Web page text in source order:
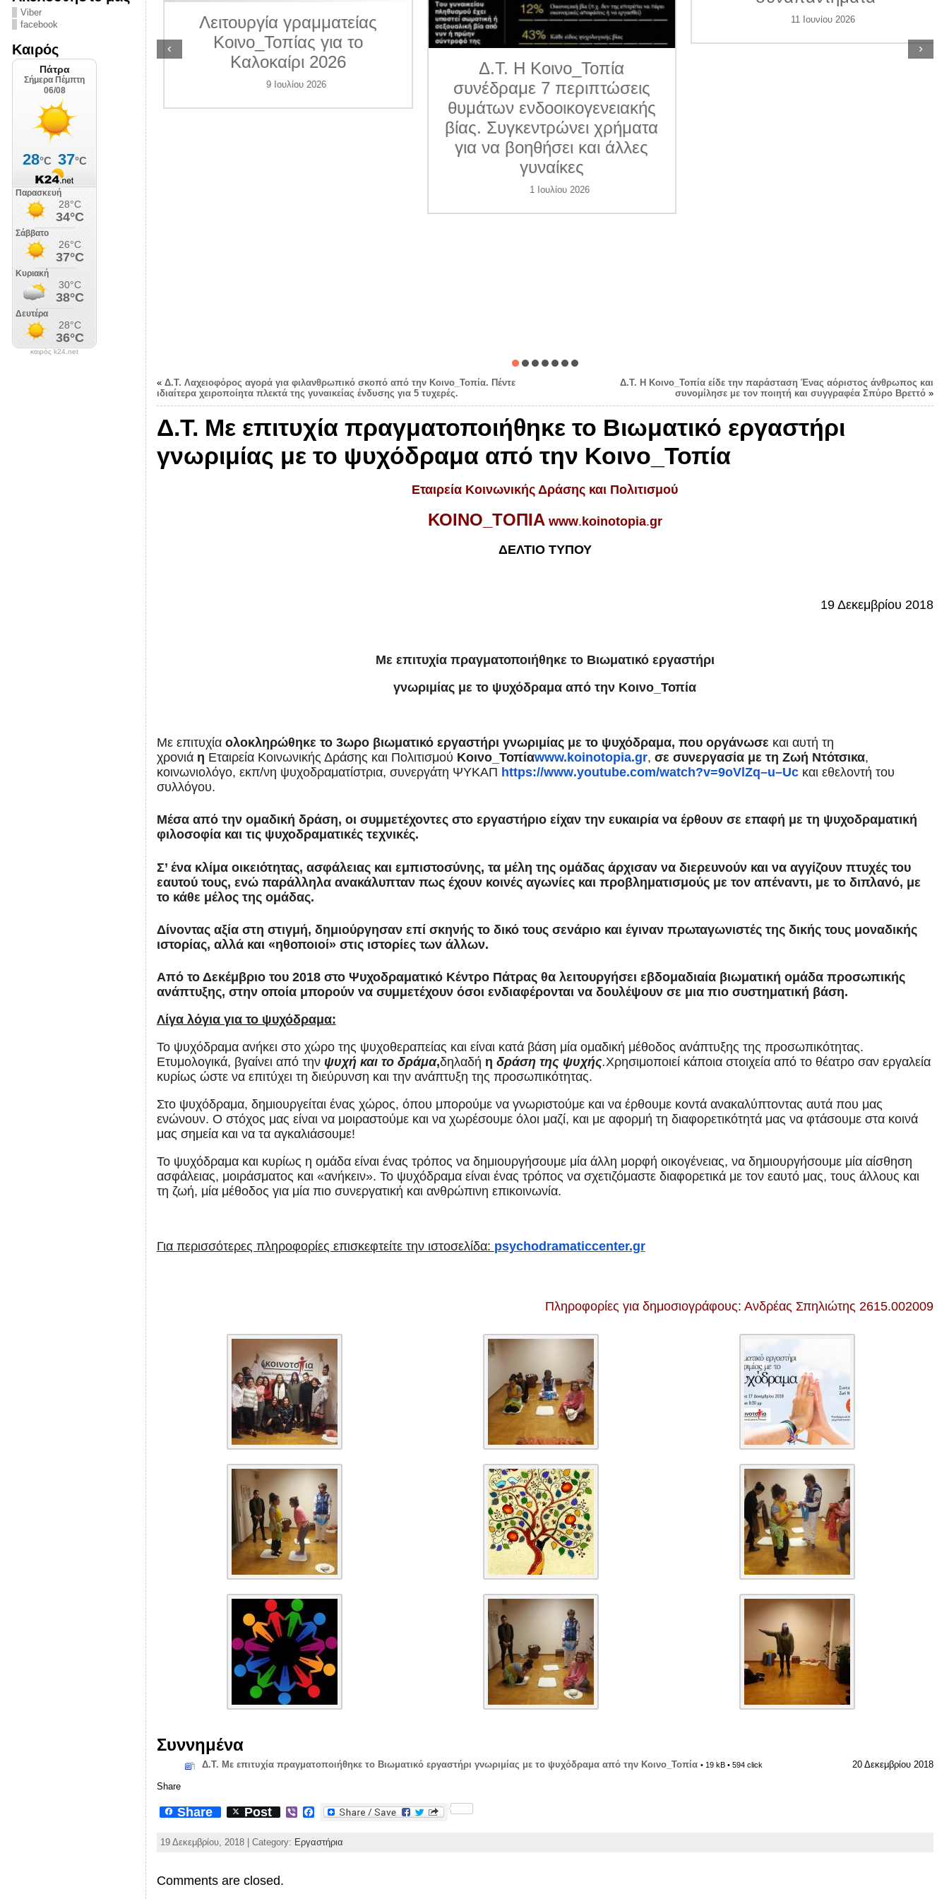
Viber
facebook
Καιρός
καιρός k24.net
Ιουλίου 2026
Λειτουργία γραμματείας
Κοινο_Τοπίας για το
Καλοκαίρι 2026
9 Ιουλίου 2026
Δ.Τ. Η Κοινο_Τοπία
συνέδραμε 7 περιπτώσεις
θυμάτων ενδοοικογενειακής
βίας. Συγκεντρώνει χρήματα
για να βοηθήσει και άλλες
γυναίκες
1 Ιουλίου 2026
11 Ιουνίου 2026
‹ ›
« Δ.Τ. Λαχειοφόρος αγορά για φιλανθρωπικό σκοπό από την Κοινο_Τοπία. Πέντε
ιδιαίτερα χειροποίητα πλεκτά της γυναικείας ένδυσης για 5 τυχερές.
Δ.Τ. Η Κοινο_Τοπία είδε την παράσταση Ένας αόριστος άνθρωπος και
συνομίλησε με τον ποιητή και συγγραφέα Σπύρο Βρεττό»
Δ.Τ. Με επιτυχία πραγματοποιήθηκε το Βιωματικό εργαστήρι
γνωριμίας με το ψυχόδραμα από την Κοινο_Τοπία
Εταιρεία Κοινωνικής Δράσης και Πολιτισμού
ΚΟΙΝΟ_ΤΟΠΙΑ www. koinotopia.gr
ΔΕΛΤΙΟ ΤΥΠΟΥ
19 Δεκεμβρίου 2018
Με επιτυχία πραγματοποιήθηκε το Βιωματικό εργαστήρι
γνωριμίας με το ψυχόδραμα από την Κοινο_Τοπία
Με επιτυχία ολοκληρώθηκε το 3ωρο βιωματικό εργαστήρι γνωριμίας με το ψυχόδραμα, που οργάνωσε και αυτή τη
χρονιά η Εταιρεία Κοινωνικής Δράσης και Πολιτισμού Κοινο_Τοπίαwww.koinotopia.gr, σε συνεργασία με τη Ζωή Ντότσικα,
κοινωνιολόγο, εκπ/νη ψυχοδραματίστρια, συνεργάτη ΨΥΚΑΠ https://www.youtube.com/watch?v=9oVlZq–u–Uc και εθελοντή του
συλλόγου.
Μέσα από την ομαδική δράση, οι συμμετέχοντες στο εργαστήριο είχαν την ευκαιρία να έρθουν σε επαφή με τη ψυχοδραματική
φιλοσοφία και τις ψυχοδραματικές τεχνικές.
Σ’ ένα κλίμα οικειότητας, ασφάλειας και εμπιστοσύνης, τα μέλη της ομάδας άρχισαν να διερευνούν και να αγγίζουν πτυχές του
εαυτού τους, ενώ παράλληλα ανακάλυπταν πως έχουν κοινές αγωνίες και προβληματισμούς με τον απέναντι, με το διπλανό, με
το κάθε μέλος της ομάδας.
Δίνοντας αξία στη στιγμή, δημιούργησαν επί σκηνής το δικό τους σενάριο και έγιναν πρωταγωνιστές της δικής τους μοναδικής
ιστορίας, αλλά και «ηθοποιοί» στις ιστορίες των άλλων.
Από το Δεκέμβριο του 2018 στο Ψυχοδραματικό Κέντρο Πάτρας θα λειτουργήσει εβδομαδιαία βιωματική ομάδα προσωπικής
ανάπτυξης, στην οποία μπορούν να συμμετέχουν όσοι ενδιαφέρονται να δουλέψουν σε μια πιο συστηματική βάση.
Λίγα λόγια για το ψυχόδραμα:
Το ψυχόδραμα ανήκει στο χώρο της ψυχοθεραπείας και είναι κατά βάση μία ομαδική μέθοδος ανάπτυξης της προσωπικότητας.
Ετυμολογικά, βγαίνει από την ψυχή και το δράμα,δηλαδή η δράση της ψυχής.Χρησιμοποιεί κάποια στοιχεία από το θέατρο σαν εργαλεία
κυρίως ώστε να επιτύχει τη διεύρυνση και την ανάπτυξη της προσωπικότητας.
Στο ψυχόδραμα, δημιουργείται ένας χώρος, όπου μπορούμε να γνωριστούμε και να έρθουμε κοντά ανακαλύπτοντας αυτά που μας
ενώνουν. Ο στόχος μας είναι να μοιραστούμε και να χωρέσουμε όλοι μαζί, και με αφορμή τη διαφορετικότητά μας να φτάσουμε στα κοινά
μας σημεία και να τα αγκαλιάσουμε!
Το ψυχόδραμα και κυρίως η ομάδα είναι ένας τρόπος να δημιουργήσουμε μία άλλη μορφή οικογένειας, να δημιουργήσουμε μία αίσθηση
ασφάλειας, μοιράσματος και «ανήκειν». Το ψυχόδραμα είναι ένας τρόπος να σχετιζόμαστε διαφορετικά με τον εαυτό μας, τους άλλους και
τη ζωή, μία μέθοδος για μία πιο συνεργατική και ανθρώπινη επικοινωνία.
Για περισσότερες πληροφορίες επισκεφτείτε την ιστοσελίδα: psychodramaticcenter.gr
Πληροφορίες για δημοσιογράφους: Ανδρέας Σπηλιώτης 2615.002009
Συννημένα
Δ.Τ. Με επιτυχία πραγματοποιήθηκε το Βιωματικό εργαστήρι γνωριμίας με το ψυχόδραμα από την Κοινο_Τοπία • 19 kB • 594 click 20 Δεκεμβρίου 2018
Share
Share Post
V
b
e
F
e
19 Δεκεμβρίου, 2018 | Category: Εργαστήρια
Comments are closed.